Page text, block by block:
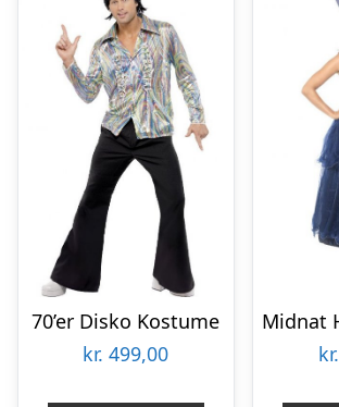
70’er Disko Kostume
kr. 499,00
kr.